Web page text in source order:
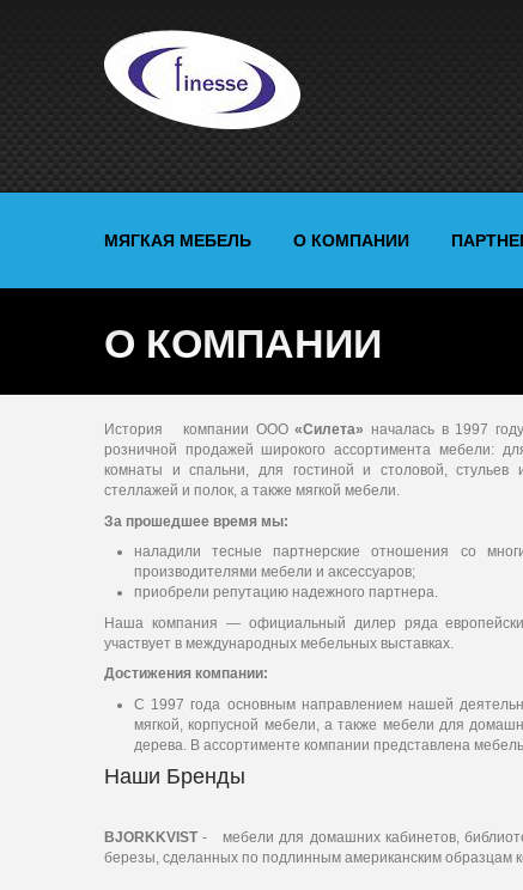
МЯГКАЯ МЕБЕЛЬ О КОМПАНИИ
О КОМПАНИИ
История компании ООО«Силета» началась в 1997
розничной продажей широкого ассортимента мебели:
комнаты и спальни, для гостиной и столовой, стульев
стеллажей и полок, а также мягкой мебели.
За прошедшее время мы:
наладили тесные партнерские отношения со
производителями мебели и аксессуаров;
приобрели репутацию надежного партнера.
Наша компания — официальный дилер ряда
участвует в международных мебельных выставках.
Достижения компании:
С 1997 года основным направлением нашей
мягкой, корпусной мебели, а также мебели для
дерева. В ассортименте компании представлена
Наши Бренды
BJORKKVIST- мебели для домашних кабинетов,
березы, сделанных по подлинным американским образцам